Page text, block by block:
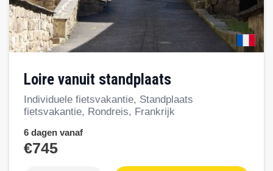
Loire vanuit standplaats
Individuele fietsvakantie, Standplaats
fietsvakantie, Rondreis, Frankrijk
6 dagen vanaf
€745